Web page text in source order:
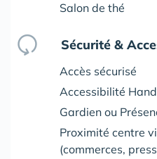
Salon de thé
Sécurité &
Accès sécurisé
Accessibilité
Gardien ou
Proximité centre
(commerces,